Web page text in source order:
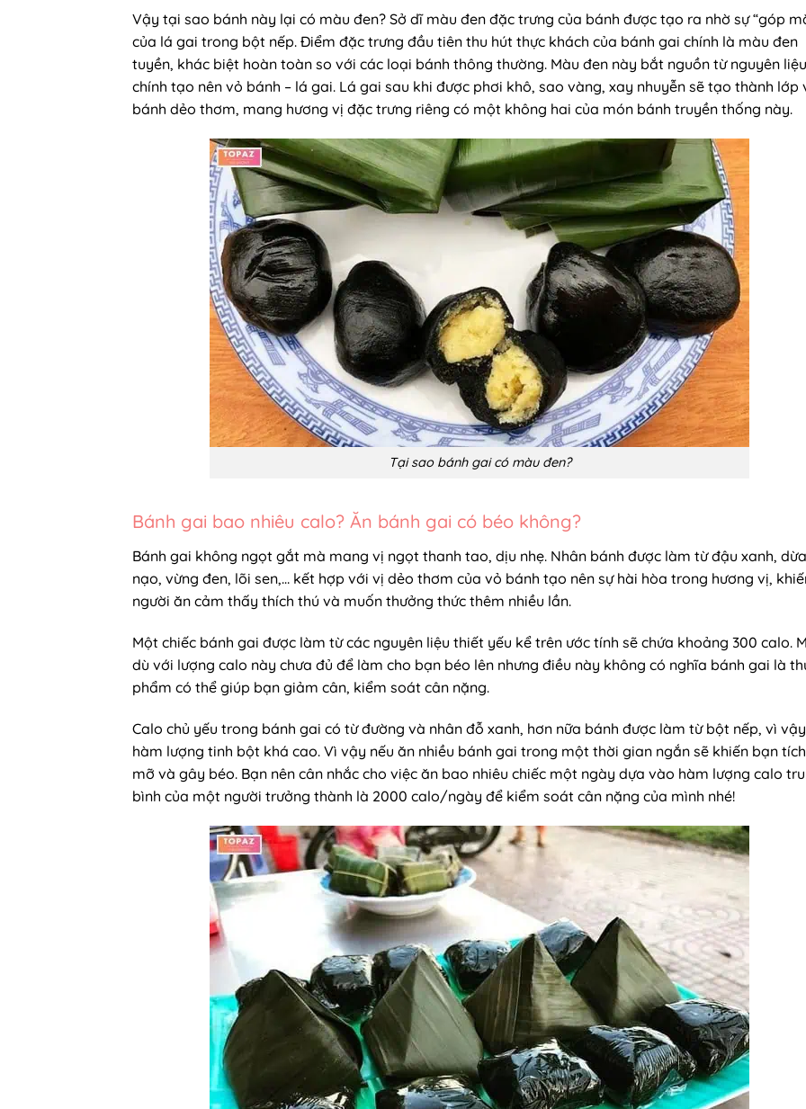
Vậy tại sao bánh này lại có màu đen? Sở dĩ màu đen đặc trưng của bánh được tạo ra nhờ sự “góp
của lá gai trong bột nếp. Điểm đặc trưng đầu tiên thu hút thực khách của bánh gai chính là màu đen
tuyền, khác biệt hoàn toàn so với các loại bánh thông thường. Màu đen này bắt nguồn từ nguyên liệu
chính tạo nên vỏ bánh – lá gai. Lá gai sau khi được phơi khô, sao vàng, xay nhuyễn sẽ tạo thành lớp
bánh dẻo thơm, mang hương vị đặc trưng riêng có một không hai của món bánh truyền thống này.
Tại sao bánh gai có màu đen?
Bánh gai bao nhiêu calo? Ăn bánh gai có béo không?
Bánh gai không ngọt gắt mà mang vị ngọt thanh tao, dịu nhẹ. Nhân bánh được làm từ đậu xanh, dừa
nạo, vừng đen, lõi sen,… kết hợp với vị dẻo thơm của vỏ bánh tạo nên sự hài hòa trong hương vị,
người ăn cảm thấy thích thú và muốn thưởng thức thêm nhiều lần.
Một chiếc bánh gai được làm từ các nguyên liệu thiết yếu kể trên ước tính sẽ chứa khoảng 300 calo.
dù với lượng calo này chưa đủ để làm cho bạn béo lên nhưng điều này không có nghĩa bánh gai là
phẩm có thể giúp bạn giảm cân, kiểm soát cân nặng.
Calo chủ yếu trong bánh gai có từ đường và nhân đỗ xanh, hơn nữa bánh được làm từ bột nếp, vì
hàm lượng tinh bột khá cao. Vì vậy nếu ăn nhiều bánh gai trong một thời gian ngắn sẽ khiến bạn
mỡ và gây béo. Bạn nên cân nhắc cho việc ăn bao nhiêu chiếc một ngày dựa vào hàm lượng calo
bình của một người trưởng thành là 2000 calo/ngày để kiểm soát cân nặng của mình nhé!